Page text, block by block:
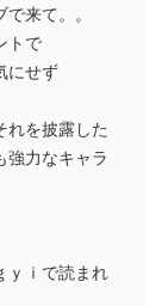
来て。。
トで
にせず
れを披露した
強力なキャラ
ｙｉで読まれ